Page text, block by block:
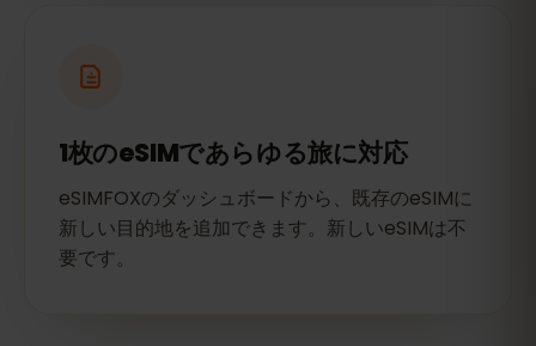
1枚のeSIMであらゆる旅に対応
eSIMFOXのダッシュボードから、既存のeSIMに
新しい目的地を追加できます。新しいeSIMは不
要です。